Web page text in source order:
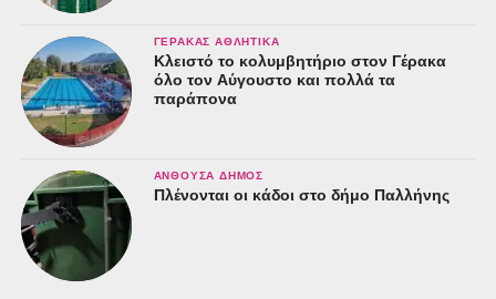
ΓΈΡΑΚΑΣ ΑΘΛΗΤΙΚΆ
Κλειστό το κολυμβητήριο στον Γέρακα
όλο τον Αύγουστο και πολλά τα
παράπονα
ΑΝΘΟΎΣΑ ΔΉΜΟΣ
Πλένονται οι κάδοι στο δήμο Παλλήνης